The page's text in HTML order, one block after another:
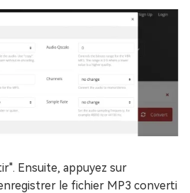
Ensuite, appuyez sur
le fichier MP3 converti